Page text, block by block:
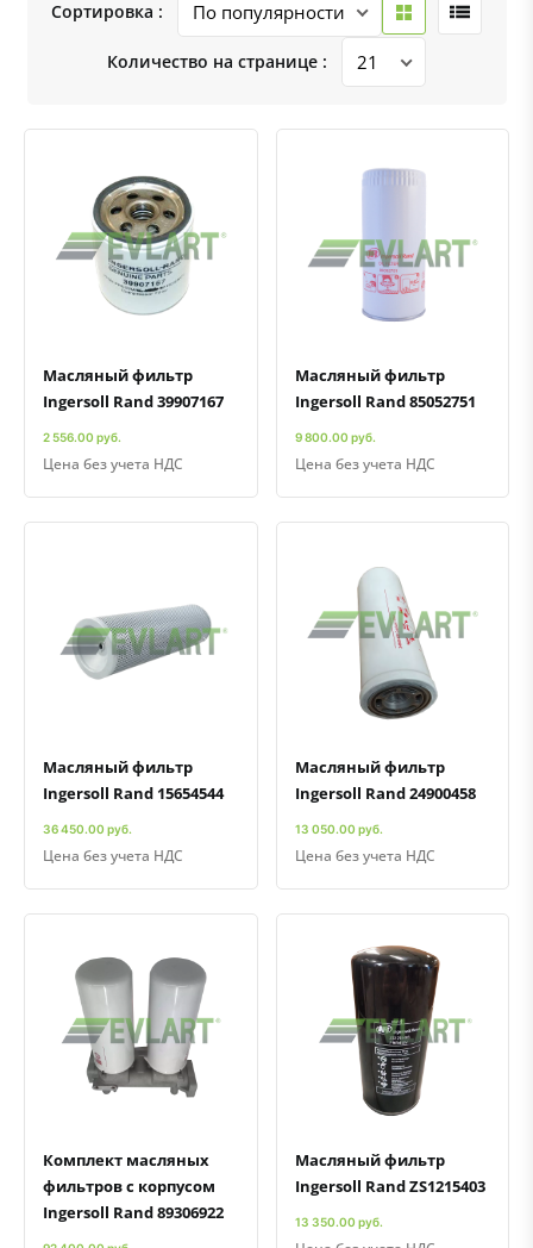
Сортировка :
Количество на странице :
Быстрый просмотрДобавить к сравнению
Масляный фильтр
Ingersoll Rand 39907167
2 556.00 руб.
Цена без учета НДС
Быстрый просмотрДобавить к сравнению
Масляный фильтр
Ingersoll Rand 85052751
9 800.00 руб.
Цена без учета НДС
Быстрый просмотрДобавить к сравнению
Масляный фильтр
Ingersoll Rand 15654544
36 450.00 руб.
Цена без учета НДС
Быстрый просмотрДобавить к сравнению
Масляный фильтр
Ingersoll Rand 24900458
13 050.00 руб.
Цена без учета НДС
Быстрый просмотр
Добавить к сравнению
Добавить в избранное
Комплект масляных
фильтров с корпусом
Ingersoll Rand 89306922
Быстрый просмотрДобавить к сравнению
Масляный фильтр
Ingersoll Rand ZS1215403
13 350.00 руб.